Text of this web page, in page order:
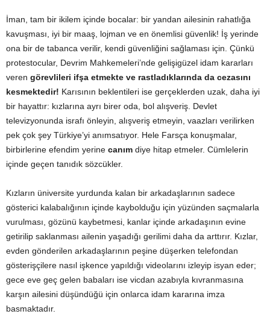
İman, tam bir ikilem içinde bocalar: bir yandan ailesinin rahatlığa
kavuşması, iyi bir maaş, lojman ve en önemlisi güvenlik! İş yerinde
ona bir de tabanca verilir, kendi güvenliğini sağlaması için. Çünkü
protestocular, Devrim Mahkemeleri’nde gelişigüzel idam kararları
veren görevlileri ifşa etmekte ve rastladıklarında da cezasını
kesmektedir! Karısının beklentileri ise gerçeklerden uzak, daha iyi
bir hayattır: kızlarına ayrı birer oda, bol alışveriş. Devlet
televizyonunda israfı önleyin, alışveriş etmeyin, vaazları verilirken
pek çok şey Türkiye’yi anımsatıyor. Hele Farsça konuşmalar,
birbirlerine efendim yerine canım diye hitap etmeler. Cümlelerin
içinde geçen tanıdık sözcükler.
Kızların üniversite yurdunda kalan bir arkadaşlarının sadece
gösterici kalabalığının içinde kaybolduğu için yüzünden saçmalarla
vurulması, gözünü kaybetmesi, kanlar içinde arkadaşının evine
getirilip saklanması ailenin yaşadığı gerilimi daha da arttırır. Kızlar,
evden gönderilen arkadaşlarının peşine düşerken telefondan
gösterişçilere nasıl işkence yapıldığı videolarını izleyip isyan eder;
gece eve geç gelen babaları ise vicdan azabıyla kıvranmasına
karşın ailesini düşündüğü için onlarca idam kararına imza
basmaktadır.